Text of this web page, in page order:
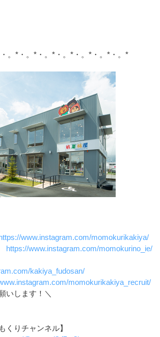
。*・。*・。*・。*・。*・。*・。*
https://www.instagram.com/momokurikakiya/
https://www.instagram.com/momokurino_ie/
kakiya_fudosan/
momokurikakiya_recruit/
いします！＼
くりチャンネル】